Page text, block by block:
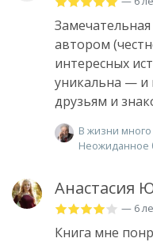
автором
интересных
уникальна — и
друзьям и
В жизни
Неожиданное
Анастасия
— 6
Книга мне